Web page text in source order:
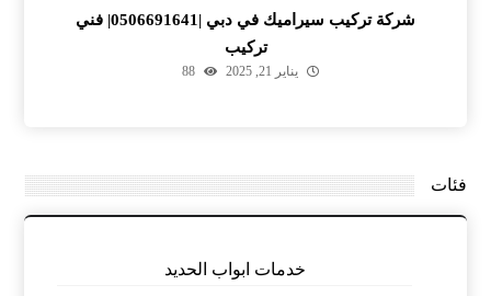
شركة تركيب سيراميك في دبي |0506691641| فني
تركيب
يناير 21, 2025 88
فئات
خدمات ابواب الحديد